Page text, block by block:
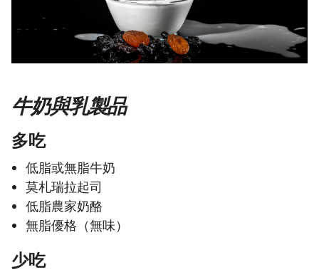
牛奶與乳製品
多吃
低脂或無脂牛奶
莫札瑞拉起司
低脂農家奶酪
無脂優格（無味）
少吃